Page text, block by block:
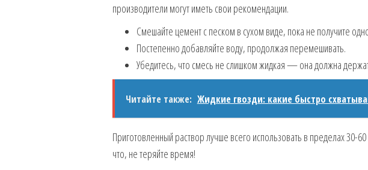
производители могут иметь свои рекомендации.
Смешайте цемент с песком в сухом виде, пока не получите
Постепенно добавляйте воду, продолжая перемешивать.
Убедитесь, что смесь не слишком жидкая — она должна
Читайте также: Жидкие гвозди: какие быстро
Приготовленный раствор лучше всего использовать в пределах 30-60
что, не теряйте время!